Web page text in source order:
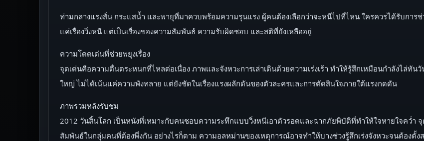
ท่ามกลางแรงสั่น กระแสน้ำ และพายุที่มาควบพร้อมความรุนแรง ผู้คนต้องเลือกว่าจะหนีไปที่ไหน ใครควรได้รับการ
แค่เรื่องวิ่งหนี แต่เป็นเรื่องของความสัมพันธ์ ความรับผิดชอบ และสติที่ยังเหลืออยู่
ความโดดเด่นที่ช่วยพยุงเรื่อง
จุดเด่นคือความตื่นตระหนกที่ไหลต่อเนื่อง ภาพและจังหวะการเล่าเดินด้วยความเร่งเร้า ทำให้รู้สึกเหมือนกำลังไล่ทั
ใหญ่ ไม่ได้เน้นแค่ความพังทลาย แต่ยังชัดในเรื่องแรงผลักดันของตัวละครและการตัดสินใจภายใต้แรงกดดัน
ภาพรวมหลังรับชม
2012 วันสิ้นโลก เป็นหนังที่เหมาะกับคนชอบความระทึกแบบวิ่งหนีเอาตัวรอดและฉากภัยพิบัติที่ทำให้ใจหายใจคว่ำ
สัมพันธ์ในกลุ่มคนที่ต้องพึ่งกัน อย่างไรก็ตาม ความอลหม่านของเหตุการณ์อาจทำให้บางช่วงรู้สึกเร่งจังหวะจนต้องตั้ง